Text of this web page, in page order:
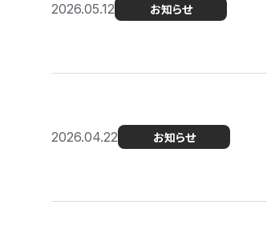
2026.05.12 お知らせ
2026.04.22 お知らせ